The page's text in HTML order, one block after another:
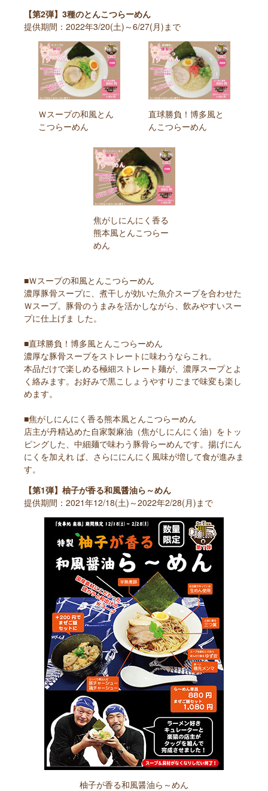
【第2弾】3種のとんこつらーめん
提供期間：2022年3/20(土)～6/27(月)まで
Ｗスープの和風とん
こつらーめん
直球勝負！博多風と
んこつらーめん
焦がしにんにく香る
熊本風とんこつらー
めん
■Ｗスープの和風とんこつらーめん
濃厚豚骨スープに、煮干しが効いた魚介スープを合わせた
Ｗスープ。豚骨のうまみを活かしながら、飲みやすいスー
プに仕上げま した。
■直球勝負！博多風とんこつらーめん
濃厚な豚骨スープをストレートに味わうならこれ。
本品だけで楽しめる極細ストレート麺が、濃厚スープとよ
く絡みます。お好みで黒こしょうやすりごまで味変も楽し
めます。
■焦がしにんにく香る熊本風とんこつらーめん
店主が丹精込めた自家製麻油（焦がしにんにく油）をトッ
ピングした、中細麺で味わう豚骨らーめんです。揚げにん
にくを加えれ ば、さらににんにく風味が増して食が進みま
す。
【第1弾】柚子が香る和風醤油ら～めん
提供期間：2021年12/18(土)～2022年2/28(月)まで
柚子が香る和風醤油ら～めん